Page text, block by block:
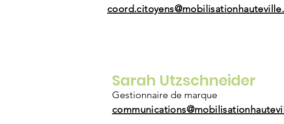
Sarah Utzschneider
Gestionnaire de marque